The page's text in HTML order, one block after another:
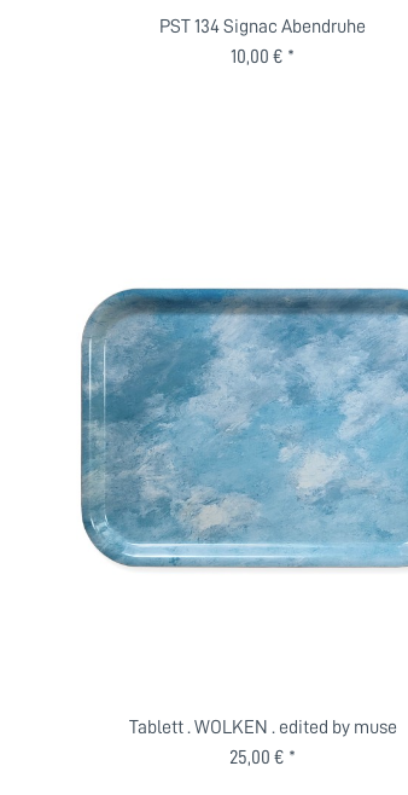
PST 134 Signac Abendruhe
10,00 € *
Tablett . WOLKEN . edited by muse
25,00 € *